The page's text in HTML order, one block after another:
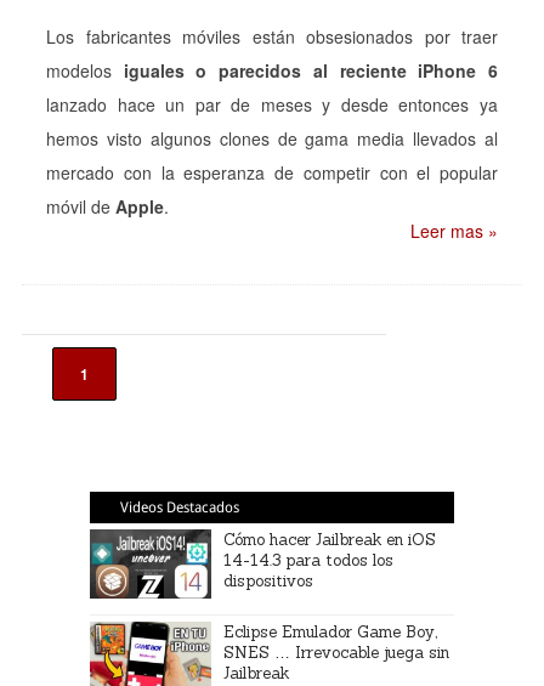
Los fabricantes móviles están obsesionados por traer
modelos iguales o parecidos al reciente iPhone 6
lanzado hace un par de meses y desde entonces ya
hemos visto algunos clones de gama media llevados al
mercado con la esperanza de competir con el popular
móvil de Apple.
Leer mas »
1
Videos Destacados
Cómo hacer Jailbreak en iOS
14-14.3 para todos los
dispositivos
Eclipse Emulador Game Boy,
SNES … Irrevocable juega sin
Jailbreak